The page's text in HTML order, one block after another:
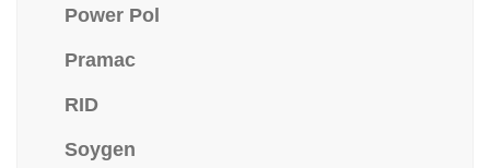
Power Pol
Pramac
RID
Soygen